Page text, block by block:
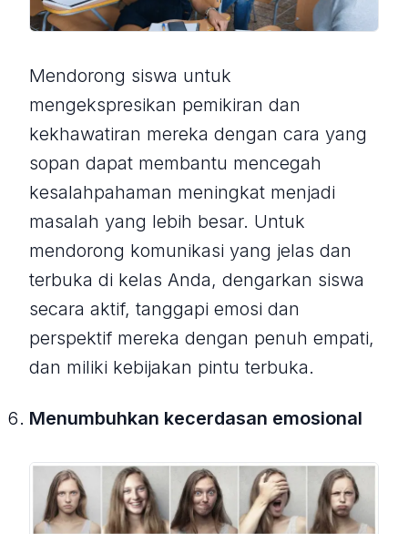
Mendorong siswa untuk
mengekspresikan pemikiran dan
kekhawatiran mereka dengan cara yang
sopan dapat membantu mencegah
kesalahpahaman meningkat menjadi
masalah yang lebih besar. Untuk
mendorong komunikasi yang jelas dan
terbuka di kelas Anda, dengarkan siswa
secara aktif, tanggapi emosi dan
perspektif mereka dengan penuh empati,
dan miliki kebijakan pintu terbuka.
Menumbuhkan kecerdasan emosional